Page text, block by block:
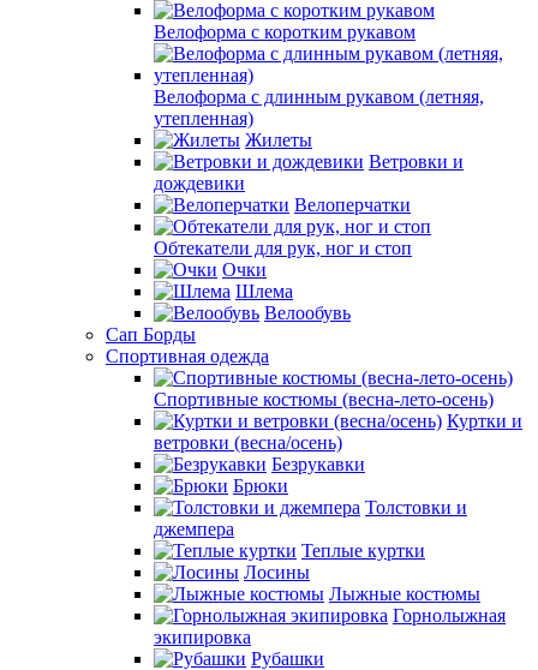
Велоформа с коротким рукавом
Велоформа с длинным рукавом (летняя,
утепленная)
Жилеты
Ветровки и
дождевики
Велоперчатки
Обтекатели для рук, ног и стоп
Очки
Шлема
Велообувь
Сап Борды
Спортивная одежда
Спортивные костюмы (весна-лето-осень)
Куртки и
ветровки (весна/осень)
Безрукавки
Брюки
Толстовки и
джемпера
Теплые куртки
Лосины
Лыжные костюмы
Горнолыжная
экипировка
Рубашки